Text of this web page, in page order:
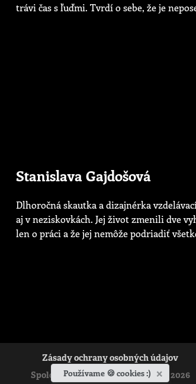
trávi čas s ľuďmi. Tvrdí o sebe, že je
Stanislava Gajdošová
Dlhoročná skautka a dizajnérka
aj v neziskovkách. Jej život zmenili dve
len o práci a že jej nemôže podriadiť
Zásady ochrany osobných údajov
Spoločenstvo Ladislava Hanusa © 2026
Používame 🍪 cookies :) ×